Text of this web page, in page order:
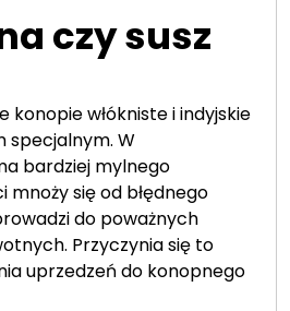
czy susz
konopie włókniste i indyjskie
specjalnym. W
bardziej mylnego
mnoży się od błędnego
do poważnych
Przyczynia się to
uprzedzeń do konopnego